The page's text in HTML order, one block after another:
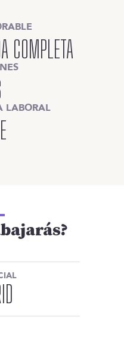
COMPLETA
LABORAL